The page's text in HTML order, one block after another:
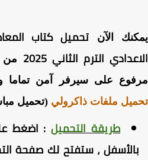
الآنتحميل كتاب
الترم الثاني 2025
على سيرفر آمن تماما
ملفات ذاكرولي(تحميل
طريقة التحميل: اضغط
، ستفتح لك صفحة